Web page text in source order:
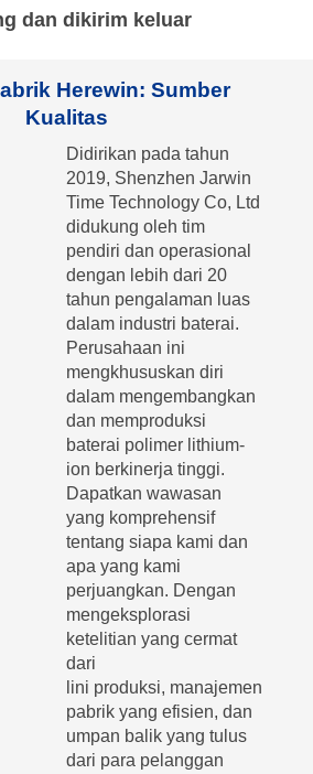
dan dikirim keluar
Herewin: Sumber
Kualitas
Didirikan pada tahun
2019, Shenzhen Jarwin
Time Technology Co, Ltd
didukung oleh tim
pendiri dan operasional
dengan lebih dari 20
tahun pengalaman luas
dalam industri baterai.
Perusahaan ini
mengkhususkan diri
dalam mengembangkan
dan memproduksi
baterai polimer lithium-
ion berkinerja tinggi.
Dapatkan wawasan
yang komprehensif
tentang siapa kami dan
apa yang kami
perjuangkan. Dengan
mengeksplorasi
ketelitian yang cermat
dari
lini produksi, manajemen
pabrik yang efisien, dan
umpan balik yang tulus
dari para pelanggan